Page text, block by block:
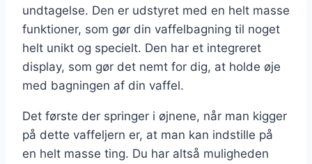
undtagelse. Den er udstyret med en helt masse
funktioner, som gør din vaffelbagning til noget
helt unikt og specielt. Den har et integreret
display, som gør det nemt for dig, at holde øje
med bagningen af din vaffel.
Det første der springer i øjnene, når man kigger
på dette vaffeljern er, at man kan indstille på
en helt masse ting. Du har altså muligheden